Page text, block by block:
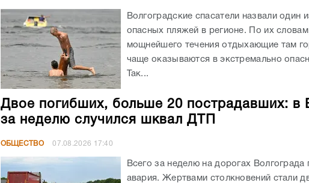
Волгоградские спасатели назвали один
опасных пляжей в регионе. По их
мощнейшего течения отдыхающие там
чаще оказываются в экстремально
Так...
Двое погибших, больше 20 пострадавших: в
за неделю случился шквал ДТП
ОБЩЕСТВО 07.08.2026 17:40
Всего за неделю на дорогах Волгограда
авария. Жертвами столкновений стали